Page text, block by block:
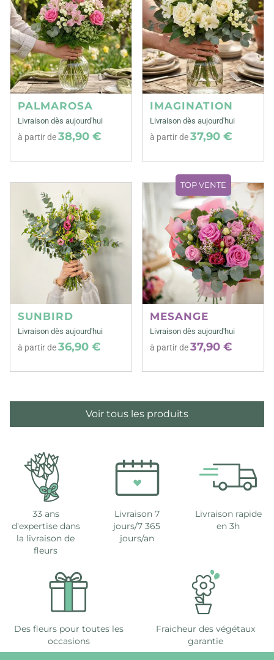
PALMAROSA
Livraison dès aujourd'hui
à partir de38,90 €
IMAGINATION
Livraison dès aujourd'hui
à partir de37,90 €
SUNBIRD
Livraison dès aujourd'hui
à partir de36,90 €
TOP VENTE
MESANGE
Livraison dès aujourd'hui
à partir de37,90 €
Voir tous les produits
33 ans
d'expertise dans
la livraison de
fleurs
Livraison 7
jours/7 365
jours/an
Livraison rapide
en 3h
Des fleurs pour toutes les
occasions
Fraicheur des végétaux
garantie